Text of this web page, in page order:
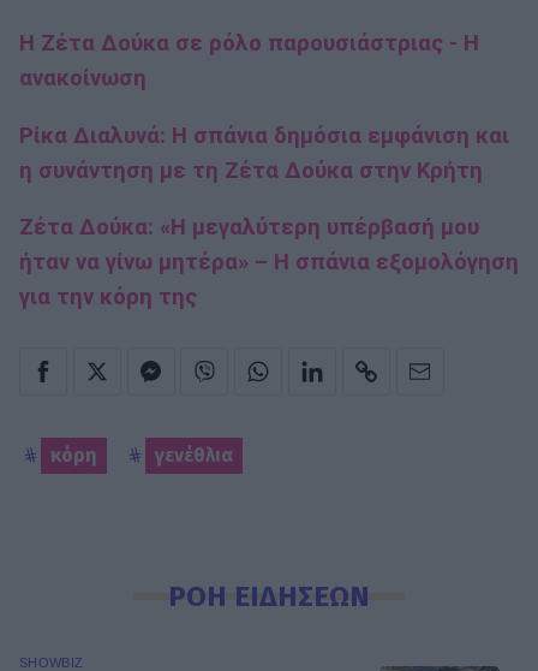
Η Ζέτα Δούκα σε ρόλο παρουσιάστριας - Η
ανακοίνωση
Ρίκα Διαλυνά: Η σπάνια δημόσια εμφάνιση και
η συνάντηση με τη Ζέτα Δούκα στην Κρήτη
Ζέτα Δούκα: «Η μεγαλύτερη υπέρβασή μου
ήταν να γίνω μητέρα» – Η σπάνια εξομολόγηση
για την κόρη της
κόρη γενέθλια
ΡΟΗ ΕΙΔΗΣΕΩΝ
SHOWBIZ